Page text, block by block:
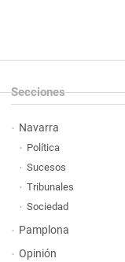
Secciones
Navarra
Política
Sucesos
Tribunales
Sociedad
Pamplona
Opinión